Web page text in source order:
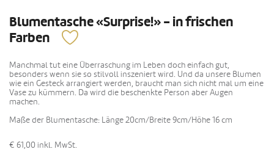
Blumentasche «Surprise!» - in frischen
Farben
Manchmal tut eine Überraschung im Leben doch einfach gut,
besonders wenn sie so stilvoll inszeniert wird. Und da unsere Blumen
wie ein Gesteck arrangiert werden, braucht man sich nicht mal um eine
Vase zu kümmern. Da wird die beschenkte Person aber Augen
machen.
Maße der Blumentasche: Länge 20cm/Breite 9cm/Höhe 16 cm
€ 61,00 inkl. MwSt.